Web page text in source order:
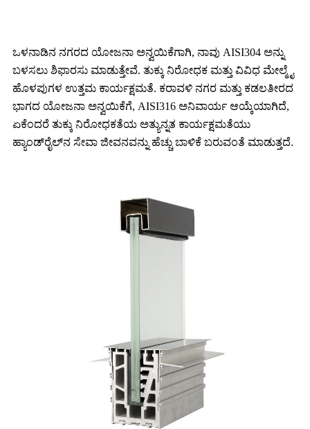
ಒಳನಾಡಿನ ನಗರದ ಯೋಜನಾ ಅನ್ವಯಿಕೆಗಾಗಿ, ನಾವು AISI304 ಅನ್ನು
ಬಳಸಲು ಶಿಫಾರಸು ಮಾಡುತ್ತೇವೆ. ತುಕ್ಕು ನಿರೋಧಕ ಮತ್ತು ವಿವಿಧ ಮೇಲ್ಮೈ
ಹೊಳಪುಗಳ ಉತ್ತಮ ಕಾರ್ಯಕ್ಷಮತೆ. ಕರಾವಳಿ ನಗರ ಮತ್ತು ಕಡಲತೀರದ
ಭಾಗದ ಯೋಜನಾ ಅನ್ವಯಿಕೆಗೆ, AISI316 ಅನಿವಾರ್ಯ ಆಯ್ಕೆಯಾಗಿದೆ,
ಏಕೆಂದರೆ ತುಕ್ಕು ನಿರೋಧಕತೆಯ ಅತ್ಯುನ್ನತ ಕಾರ್ಯಕ್ಷಮತೆಯು
ಹ್ಯಾಂಡ್‌ರೈಲ್‌ನ ಸೇವಾ ಜೀವನವನ್ನು ಹೆಚ್ಚು ಬಾಳಿಕೆ ಬರುವಂತೆ ಮಾಡುತ್ತದೆ.